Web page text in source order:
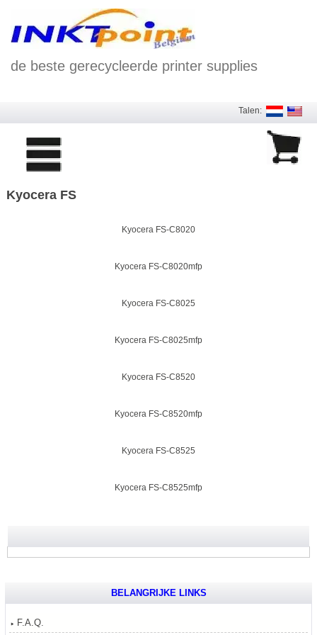
de beste gerecycleerde printer supplies
Talen:
Kyocera FS
Kyocera FS-C8020
Kyocera FS-C8020mfp
Kyocera FS-C8025
Kyocera FS-C8025mfp
Kyocera FS-C8520
Kyocera FS-C8520mfp
Kyocera FS-C8525
Kyocera FS-C8525mfp
BELANGRIJKE LINKS
F.A.Q.